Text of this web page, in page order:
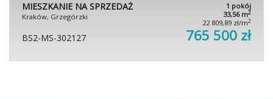
MIESZKANIE NA SPRZEDAŻ
Kraków, Grzegórzki
1 pokój
33,56 m2
22 809,89 zł/m2
BS2-MS-302127 765 500 zł